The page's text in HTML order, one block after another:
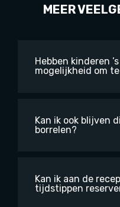
MEER
Hebben kinderen
mogelijkheid om
Kan ik ook blijven
borrelen?
Kan ik aan de
tijdstippen